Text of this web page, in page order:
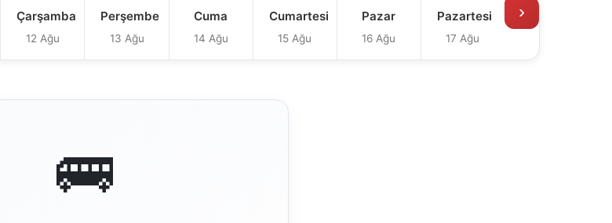
Çarşamba
12 Ağu
Perşembe
13 Ağu
Cuma
14 Ağu
Cumartesi
15 Ağu
Pazar
16 Ağu
Pazartesi
17 Ağu
›
🚌